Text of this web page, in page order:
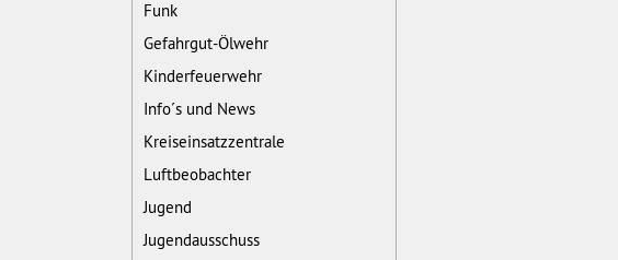
Funk
Gefahrgut-Ölwehr
Kinderfeuerwehr
Info´s und News
Kreiseinsatzzentrale
Luftbeobachter
Jugend
Jugendausschuss